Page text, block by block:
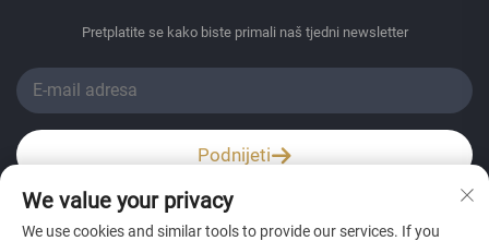
Pretplatite se kako biste primali naš tjedni newsletter
Podnijeti
Wechat / Whatsapp
We value your privacy
We use cookies and similar tools to provide our services. If you